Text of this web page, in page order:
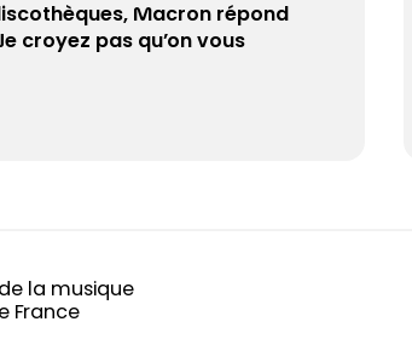
Macron répond
croyez pas qu’on vous
la musique
France